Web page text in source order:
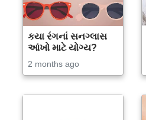
કયા રંગનાં સનગ્લાસ
આંખો માટે યોગ્ય?
2 months ago